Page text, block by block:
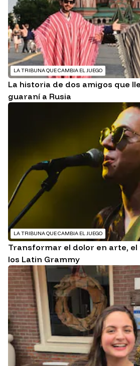
LA TRIBUNA QUE CAMBIA EL JUEGO
La historia de dos amigos que
guaraní a Rusia
LA TRIBUNA QUE CAMBIA EL JUEGO
Transformar el dolor en arte, el
los Latin Grammy